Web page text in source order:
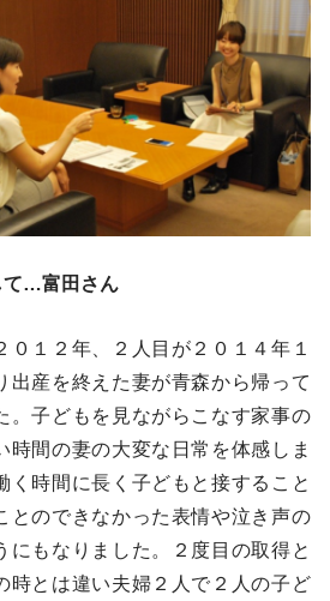
て…富田さん
０１２年、２人目が２０１４年１
出産を終えた妻が青森から帰って
。子どもを見ながらこなす家事の
時間の妻の大変な日常を体感しま
く時間に長く子どもと接すること
とのできなかった表情や泣き声の
にもなりました。２度目の取得と
時とは違い夫婦２人で２人の子ど